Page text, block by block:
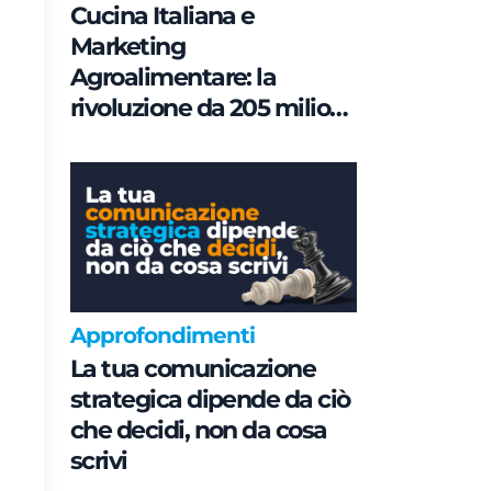
Cucina Italiana e
Marketing
Agroalimentare: la
rivoluzione da 205 milioni
in asset geopolitico
Approfondimenti
La tua comunicazione
strategica dipende da ciò
che decidi, non da cosa
scrivi